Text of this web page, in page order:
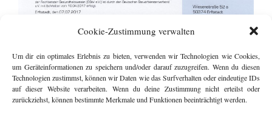
Cookie-Zustimmung verwalten
Um dir ein optimales Erlebnis zu bieten, verwenden wir Technologien wie Cookies,
um Geräteinformationen zu speichern und/oder darauf zuzugreifen. Wenn du diesen
Technologien zustimmst, können wir Daten wie das Surfverhalten oder eindeutige IDs
auf dieser Website verarbeiten. Wenn du deine Zustimmung nicht erteilst oder
zurückziehst, können bestimmte Merkmale und Funktionen beeinträchtigt werden.
Zertifikat Sommerakademie 2017